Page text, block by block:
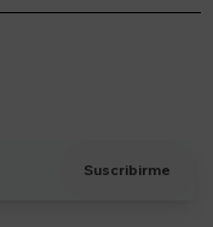
Suscribirme